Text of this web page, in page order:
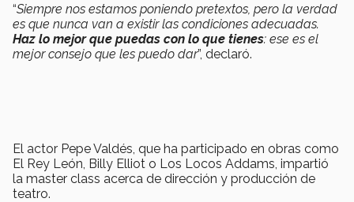
“Siempre nos estamos poniendo pretextos, pero la verdad
es que nunca van a existir las condiciones adecuadas.
Haz lo mejor que puedas con lo que tienes: ese es el
mejor consejo que les puedo dar”, declaró.
El actor Pepe Valdés, que ha participado en obras como
El Rey León, Billy Elliot o Los Locos Addams, impartió
la master class acerca de dirección y producción de
teatro.